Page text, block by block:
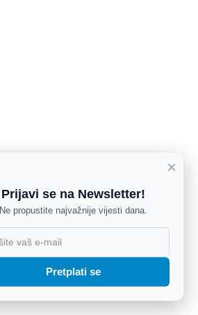
×
Prijavi se na Newsletter!
Ne propustite najvažnije vijesti dana.
Pretplati se